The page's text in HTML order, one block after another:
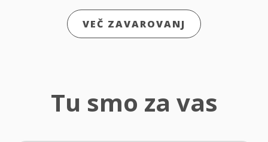
VEČ ZAVAROVANJ
Tu smo za vas